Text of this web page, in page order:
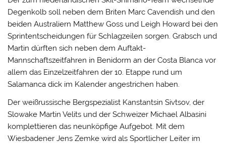
Degenkolb soll neben dem Briten Marc Cavendish und den
beiden Australiern Matthew Goss und Leigh Howard bei den
Sprintentscheidungen für Schlagzeilen sorgen. Grabsch und
Martin dürften sich neben dem Auftakt-
Mannschaftszeitfahren in Benidorm an der Costa Blanca vor
allem das Einzelzeitfahren der 10. Etappe rund um
Salamanca dick im Kalender angestrichen haben.
Der weißrussische Bergspezialist Kanstantsin Sivtsov, der
Slowake Martin Velits und der Schweizer Michael Albasini
komplettieren das neunköpfige Aufgebot. Mit dem
Wiesbadener Jens Zemke wird als Sportlicher Leiter im